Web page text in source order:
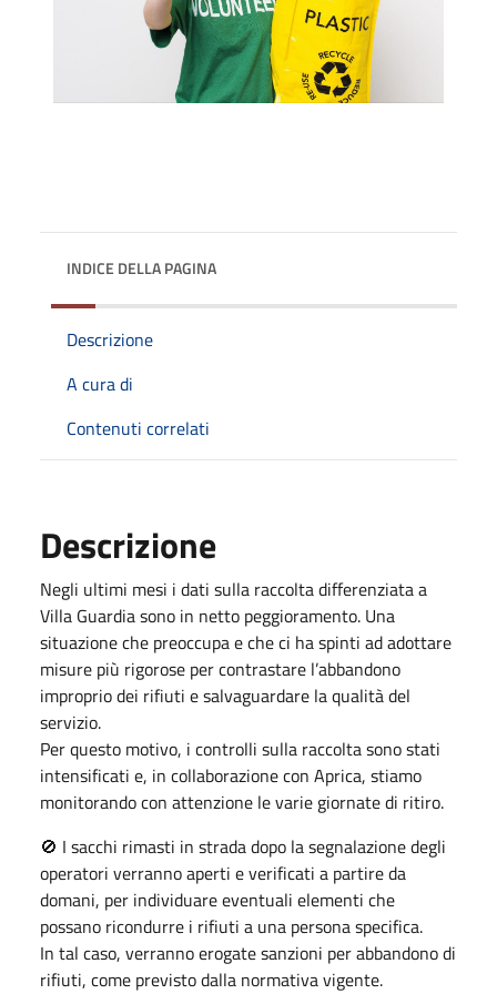
INDICE DELLA PAGINA
Descrizione
A cura di
Contenuti correlati
Descrizione
Negli ultimi mesi i dati sulla raccolta differenziata a
Villa Guardia sono in netto peggioramento. Una
situazione che preoccupa e che ci ha spinti ad adottare
misure più rigorose per contrastare l’abbandono
improprio dei rifiuti e salvaguardare la qualità del
servizio.
Per questo motivo, i controlli sulla raccolta sono stati
intensificati e, in collaborazione con Aprica, stiamo
monitorando con attenzione le varie giornate di ritiro.
🚫 I sacchi rimasti in strada dopo la segnalazione degli
operatori verranno aperti e verificati a partire da
domani, per individuare eventuali elementi che
possano ricondurre i rifiuti a una persona specifica.
In tal caso, verranno erogate sanzioni per abbandono di
rifiuti, come previsto dalla normativa vigente.